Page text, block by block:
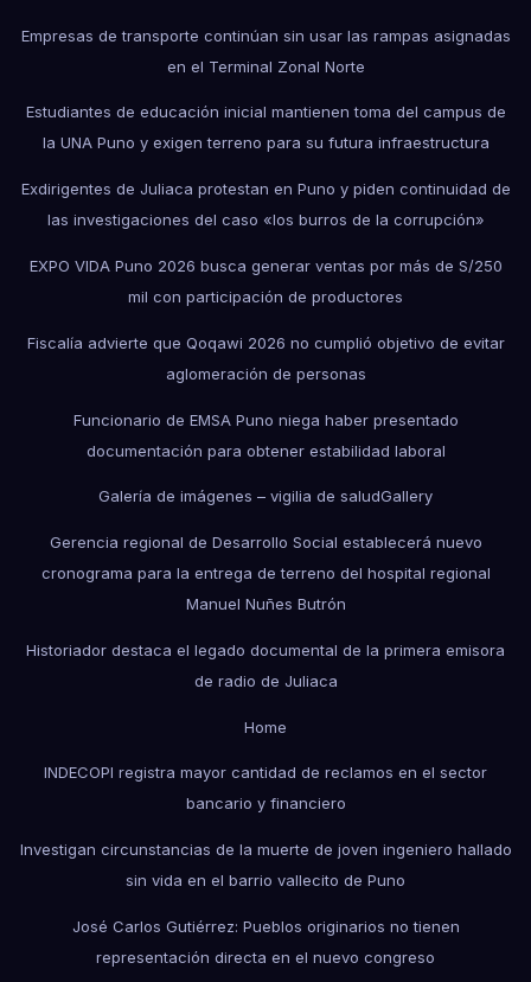
Empresas de transporte continúan sin usar las rampas asignadas
en el Terminal Zonal Norte
Estudiantes de educación inicial mantienen toma del campus de
la UNA Puno y exigen terreno para su futura infraestructura
Exdirigentes de Juliaca protestan en Puno y piden continuidad de
las investigaciones del caso «los burros de la corrupción»
EXPO VIDA Puno 2026 busca generar ventas por más de S/250
mil con participación de productores
Fiscalía advierte que Qoqawi 2026 no cumplió objetivo de evitar
aglomeración de personas
Funcionario de EMSA Puno niega haber presentado
documentación para obtener estabilidad laboral
Galería de imágenes – vigilia de saludGallery
Gerencia regional de Desarrollo Social establecerá nuevo
cronograma para la entrega de terreno del hospital regional
Manuel Nuñes Butrón
Historiador destaca el legado documental de la primera emisora
de radio de Juliaca
Home
INDECOPI registra mayor cantidad de reclamos en el sector
bancario y financiero
Investigan circunstancias de la muerte de joven ingeniero hallado
sin vida en el barrio vallecito de Puno
José Carlos Gutiérrez: Pueblos originarios no tienen
representación directa en el nuevo congreso